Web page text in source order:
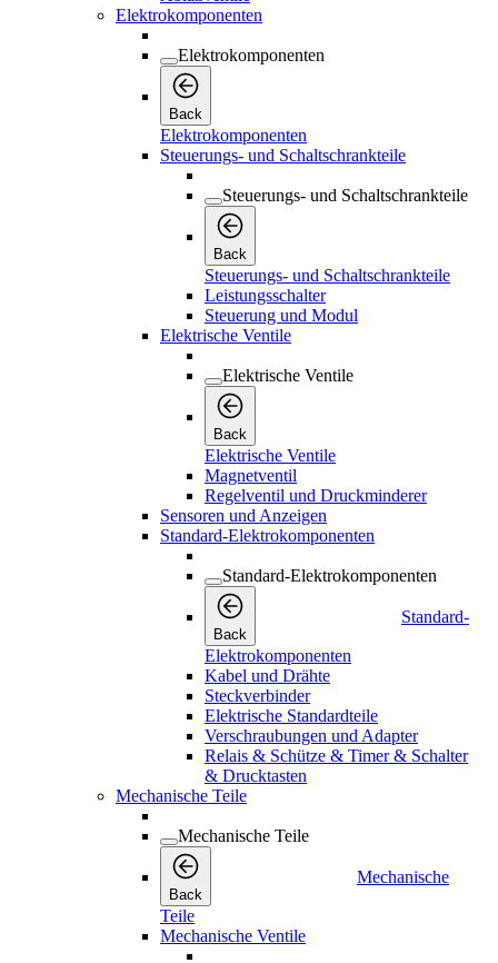
Elektrokomponenten
Elektrokomponenten
Back
Elektrokomponenten
Steuerungs- und Schaltschrankteile
Steuerungs- und Schaltschrankteile
Back
Steuerungs- und Schaltschrankteile
Leistungsschalter
Steuerung und Modul
Elektrische Ventile
Elektrische Ventile
Back
Elektrische Ventile
Magnetventil
Regelventil und Druckminderer
Sensoren und Anzeigen
Standard-Elektrokomponenten
Standard-Elektrokomponenten
Back
Standard-
Elektrokomponenten
Kabel und Drähte
Steckverbinder
Elektrische Standardteile
Verschraubungen und Adapter
Relais & Schütze & Timer & Schalter
& Drucktasten
Mechanische Teile
Mechanische Teile
Back
Mechanische
Teile
Mechanische Ventile